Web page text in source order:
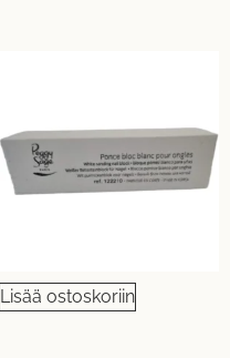
Lisää ostoskoriin